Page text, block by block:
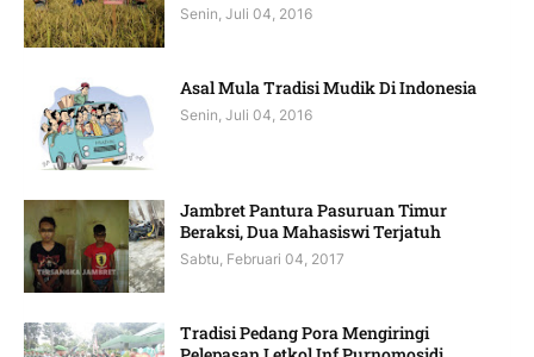
Senin, Juli 04, 2016
Asal Mula Tradisi Mudik Di Indonesia
Senin, Juli 04, 2016
Jambret Pantura Pasuruan Timur
Beraksi, Dua Mahasiswi Terjatuh
Sabtu, Februari 04, 2017
Tradisi Pedang Pora Mengiringi